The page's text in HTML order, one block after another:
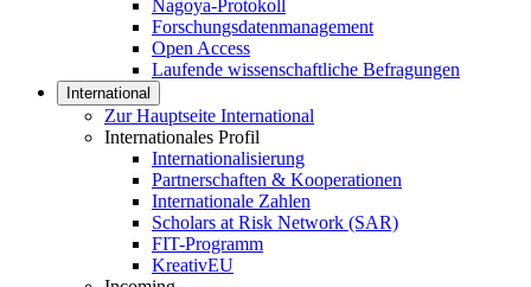
Nagoya-Protokoll
Forschungsdatenmanagement
Open Access
Laufende wissenschaftliche Befragungen
International
Zur Hauptseite International
Internationales Profil
Internationalisierung
Partnerschaften & Kooperationen
Internationale Zahlen
Scholars at Risk Network (SAR)
FIT-Programm
KreativEU